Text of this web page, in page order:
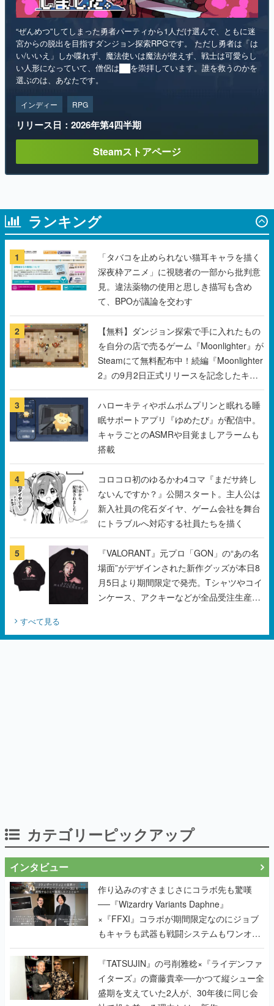
“ぜんめつ”してしまった勇者パーティから1人だけ選んで、ともに迷
宮からの脱出を目指すダンジョン探索RPGです。 ただし勇者は「は
い/いいえ」しか喋れず、魔法使いは魔法が使えず、戦士は可愛らし
い人形になっていて、僧侶は██を崇拝しています。誰を救うのかを
選ぶのは、あなたです。
インディー RPG
リリース日：2026年第4四半期
Steamストアページ
ランキング
1
「タバコを止められない猫耳キャラを描く
深夜枠アニメ」に視聴者の一部から批判意
見。違法薬物の使用と思しき描写も含め
て、BPOが議論を交わす
2
【無料】ダンジョン探索で手に入れたもの
を自分の店で売るゲーム『Moonlighter』が
Steamにて無料配布中！続編『Moonlighter
2』の9月2日正式リリースを記念したキャ
ンペーン
3
ハローキティやポムポムプリンと眠れる睡
眠サポートアプリ『ゆめたび』が配信中。
キャラごとのASMRや目覚ましアラームも
搭載
4
コロコロ初のゆるかわ4コマ『まだサ終し
ないんですか？』公開スタート。主人公は
新入社員の侘石ダイヤ、ゲーム会社を舞台
にトラブルへ対応する社員たちを描く
5
『VALORANT』元プロ「GON」の“あの名
場面”がデザインされた新作グッズが本日8
月5日より期間限定で発売。Tシャツやコイ
ンケース、アクキーなどが全品受注生産で
すべて見る
カテゴリーピックアップ
インタビュー
作り込みのすさまじさにコラボ先も驚嘆
──『Wizardry Variants Daphne』
×『FFXI』コラボが期間限定なのにジョブ
もキャラも武器も戦闘システムもワンオフ
で作り込まれた理由を両ディレクターに聞
く
『TATSUJIN』の弓削雅稔×『ライデンファ
イターズ』の齋藤貴幸──かつて縦シュー全
盛期を支えていた2人が、30年後に同じ会